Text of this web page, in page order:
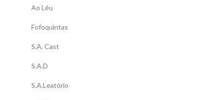
Ao Léu
Fofoquintas
S.A. Cast
S.A.D
S.A.Leatório